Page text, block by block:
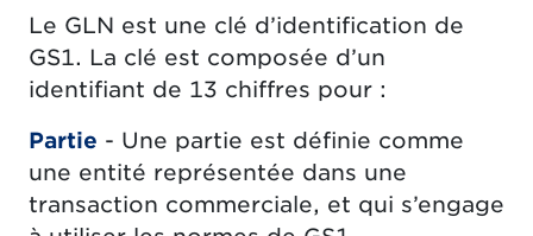
Le GLN est une clé d’identification de
GS1. La clé est composée d’un
identifiant de 13 chiffres pour :
Partie - Une partie est définie comme
une entité représentée dans une
transaction commerciale, et qui s’engage